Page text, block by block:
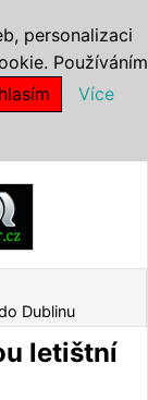
Dublinu
letištní
personalizaci
Používáním
Více